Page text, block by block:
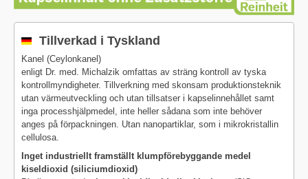
Tillverkad i Tyskland
Kanel (Ceylonkanel)
enligt Dr. med. Michalzik omfattas av sträng kontroll av tyska
kontrollmyndigheter. Tillverkning med skonsam produktionsteknik
utan värmeutveckling och utan tillsatser i kapselinnehållet samt
inga processhjälpmedel, inte heller sådana som inte behöver
anges på förpackningen. Utan nanopartiklar, som i mikrokristallin
cellulosa.
Inget industriellt framställt klumpförebyggande medel
kiseldioxid (siliciumdioxid)